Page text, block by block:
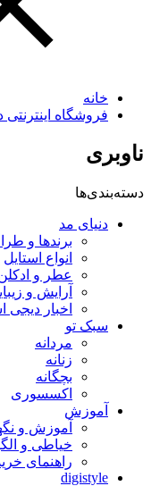
خانه
فروشگاه اینترنتی
ناوبری
دسته‌بندی‌ها
دنیای مد
برندها و
انواع استایل
عطر و
آرایش و
اخبار دیجی
سبک تو
مردانه
زنانه
بچگانه
اکسسوری
آموزش
آموزش و
خیاطی و
راهنمای
digistyle